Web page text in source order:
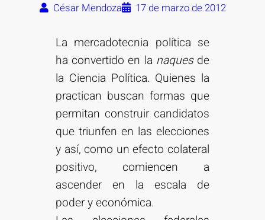
César Mendoza 17 de marzo de 2012
La mercadotecnia política se
ha convertido en la naquesde
la Ciencia Política. Quienes la
practican buscan formas que
permitan construir candidatos
que triunfen en las elecciones
y así, como un efecto colateral
positivo, comiencen a
ascender en la escala de
poder y económica.